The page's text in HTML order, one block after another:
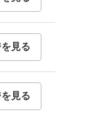
見る
見る